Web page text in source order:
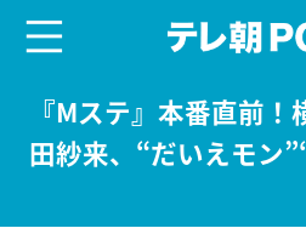
『Mステ』本番直前
田紗来、“だいえモン